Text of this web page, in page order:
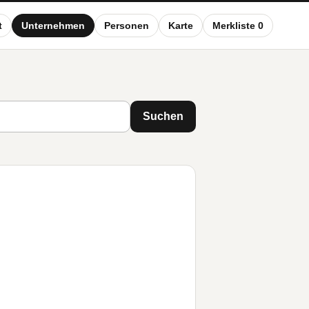
Unternehmen Personen Karte Merkliste 0
Suchen